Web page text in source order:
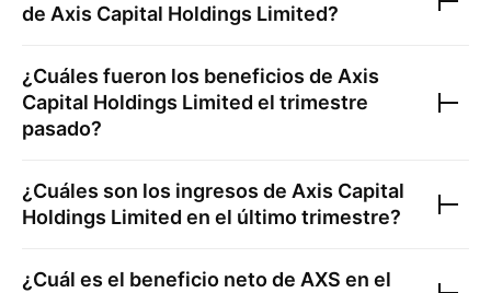
de Axis Capital Holdings Limited?
¿Cuáles fueron los beneficios de Axis
Capital Holdings Limited el trimestre
pasado?
¿Cuáles son los ingresos de Axis Capital
Holdings Limited en el último trimestre?
¿Cuál es el beneficio neto de AXS en el